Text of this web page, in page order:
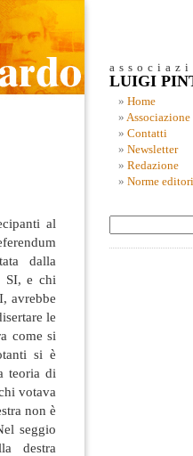
al
dalla
SI,e chi
avrebbe
le
come si
si è
teoria di
votava
non è
seggio
destra
LUIGI
Home
Associazione
Contatti
Newsletter
Redazione
Norme